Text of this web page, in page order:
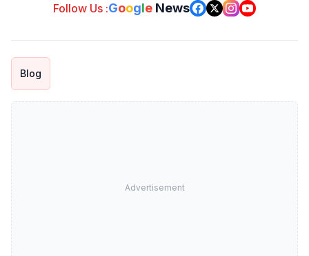
Follow Us :Google News
Blog
Advertisement